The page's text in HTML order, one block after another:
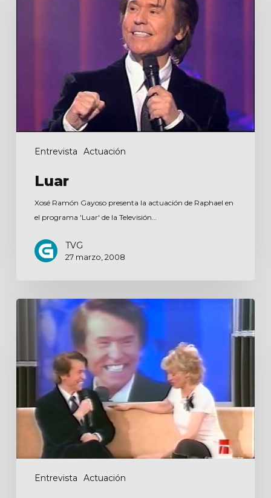
Entrevista Actuación
Luar
Xosé Ramón Gayoso presenta la actuación de Raphael en
el programa 'Luar' de la Televisión…
TVG
27 marzo, 2008
Entrevista Actuación
Tal
como
somos